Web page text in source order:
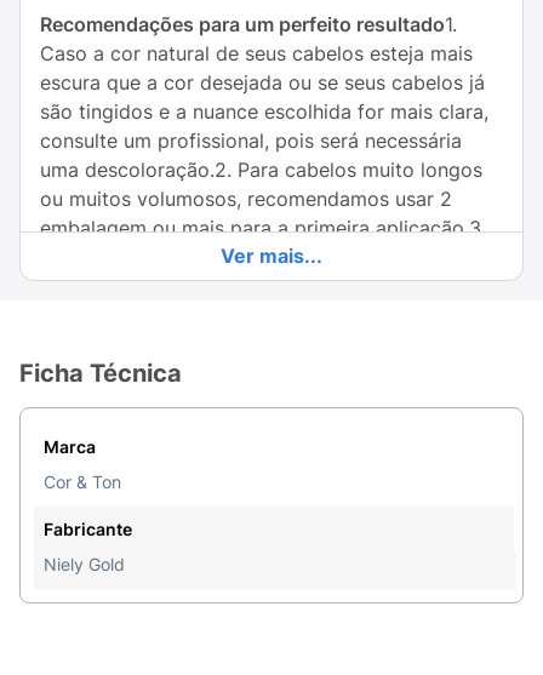
Recomendações para um perfeito resultado1.
Caso a cor natural de seus cabelos esteja mais
escura que a cor desejada ou se seus cabelos já
são tingidos e a nuance escolhida for mais clara,
consulte um profissional, pois será necessária
uma descoloração.2. Para cabelos muito longos
ou muitos volumosos, recomendamos usar 2
embalagem ou mais para a primeira aplicação.3.
Para uma perfeita cobertura acima dos 40% dos
fios brancos, adicione ao tom de reflexo desejado
melhor resultado da cor.
Ver mais...
Ficha Técnica
Marca
Cor & Ton
Fabricante
Niely Gold